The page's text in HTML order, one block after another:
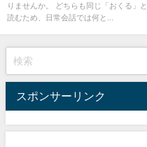
りませんか。 どちらも同じ「おくる」と
読むため、日常会話では何と...
スポンサーリンク